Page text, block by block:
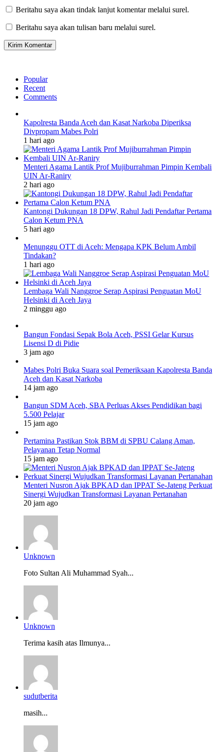
Beritahu saya akan tindak lanjut komentar melalui surel.
Beritahu saya akan tulisan baru melalui surel.
Popular
Recent
Comments
Kapolresta Banda Aceh dan Kasat Narkoba Diperiksa
Divpropam Mabes Polri
1 hari ago
Menteri Agama Lantik Prof Mujiburrahman Pimpin Kembali
UIN Ar-Raniry
2 hari ago
Kantongi Dukungan 18 DPW, Rahul Jadi Pendaftar Pertama
Calon Ketum PNA
5 hari ago
Menunggu OTT di Aceh: Mengapa KPK Belum Ambil
Tindakan?
1 hari ago
Lembaga Wali Nanggroe Serap Aspirasi Penguatan MoU
Helsinki di Aceh Jaya
2 minggu ago
Bangun Fondasi Sepak Bola Aceh, PSSI Gelar Kursus
Lisensi D di Pidie
3 jam ago
Mabes Polri Buka Suara soal Pemeriksaan Kapolresta Banda
Aceh dan Kasat Narkoba
14 jam ago
Bangun SDM Aceh, SBA Perluas Akses Pendidikan bagi
5.500 Pelajar
15 jam ago
Pertamina Pastikan Stok BBM di SPBU Calang Aman,
Pelayanan Tetap Normal
15 jam ago
Menteri Nusron Ajak BPKAD dan IPPAT Se-Jateng Perkuat
Sinergi Wujudkan Transformasi Layanan Pertanahan
20 jam ago
Unknown
Foto Sultan Ali Muhammad Syah...
Unknown
Terima kasih atas Ilmunya...
sudutberita
masih...